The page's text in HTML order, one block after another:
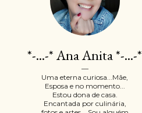
*-...-* Ana Anita *-...-*
Uma eterna curiosa...Mãe,
Esposa e no momento...
Estou dona de casa.
Encantada por culinária,